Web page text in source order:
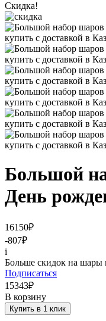
Скидка!
Большой
День
16150₽
-807₽
i
Больше скидок на шары
Подписаться
15343₽
В корзину
Купить в 1 клик